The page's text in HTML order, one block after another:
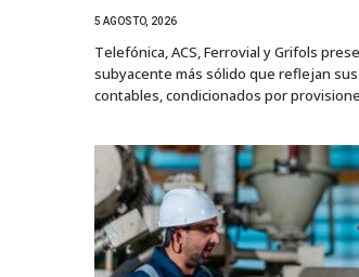
5 AGOSTO, 2026
Telefónica, ACS, Ferrovial y Grifols
subyacente más sólido que reflejan
contables, condicionados por